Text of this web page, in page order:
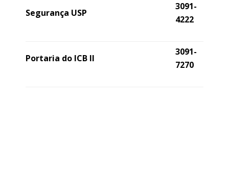
Segurança USP
3091-
4222
Portaria do ICB II
3091-
7270